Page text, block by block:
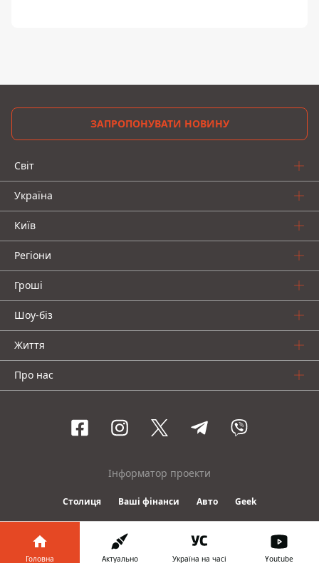
ЗАПРОПОНУВАТИ НОВИНУ
Світ
Україна
Київ
Регіони
Гроші
Шоу-біз
Життя
Про нас
Інформатор проекти
Столиця Ваші фінанси Авто Geek
© 2016-2026 Informator
Головна Актуально Україна на часі Youtube